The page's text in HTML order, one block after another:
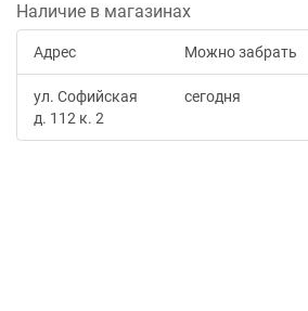
Наличие в магазинах
Адрес Можно забрать
ул. Софийская
д. 112 к. 2
сегодня